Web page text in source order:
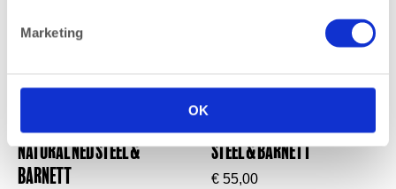
Marketing
OK
Black Edition Armband
Natural Ned Steel &
Barnett
Cyrus Edelsteenarmband
Steel & Barnett
€ 55,00